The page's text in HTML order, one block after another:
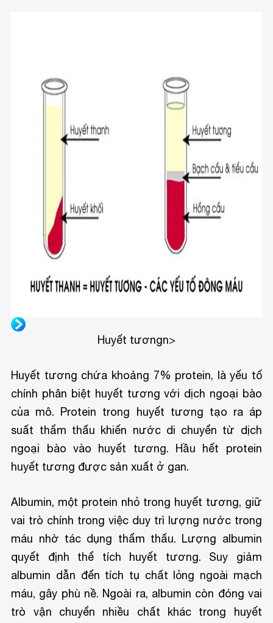
Huyết tươngn>
Huyết tương chứa khoảng 7% protein, là yếu tố
chính phân biệt huyết tương với dịch ngoại bào
của mô. Protein trong huyết tương tạo ra áp
suất thẩm thấu khiến nước di chuyển từ dịch
ngoại bào vào huyết tương. Hầu hết protein
huyết tương được sản xuất ở gan.
Albumin, một protein nhỏ trong huyết tương, giữ
vai trò chính trong việc duy trì lượng nước trong
máu nhờ tác dụng thẩm thấu. Lượng albumin
quyết định thể tích huyết tương. Suy giảm
albumin dẫn đến tích tụ chất lỏng ngoài mạch
máu, gây phù nề. Ngoài ra, albumin còn đóng vai
trò vận chuyển nhiều chất khác trong huyết